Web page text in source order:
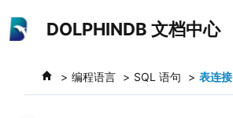
DOLPHINDB 文档中心
编程语言 SQL 语句 表连接